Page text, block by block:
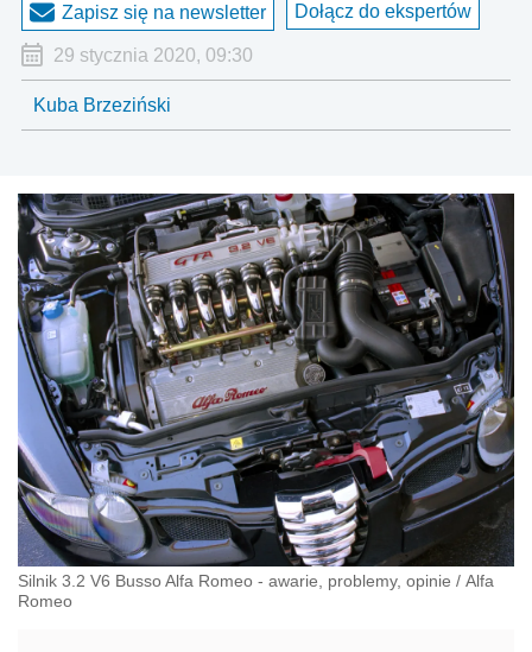
Zapisz się na newsletter Dołącz do ekspertów
29 stycznia 2020, 09:30
Kuba Brzeziński
Silnik 3.2 V6 Busso Alfa Romeo - awarie, problemy, opinie / Alfa
Romeo